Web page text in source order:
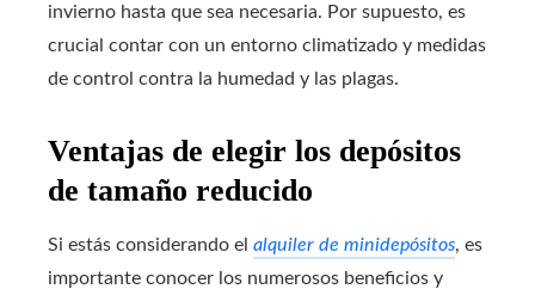
invierno hasta que sea necesaria. Por supuesto, es
crucial contar con un entorno climatizado y medidas
de control contra la humedad y las plagas.
Ventajas de elegir los depósitos
de tamaño reducido
Si estás considerando el alquiler de minidepósitos, es
importante conocer los numerosos beneficios y